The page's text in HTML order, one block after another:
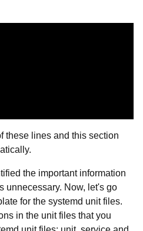
these lines and this section
the important information
unnecessary. Now, let's go
for the systemd unit files.
in the unit files that you